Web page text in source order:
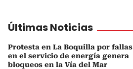
Últimas Noticias
Protesta en La Boquilla por fallas
en el servicio de energía genera
bloqueos en la Vía del Mar